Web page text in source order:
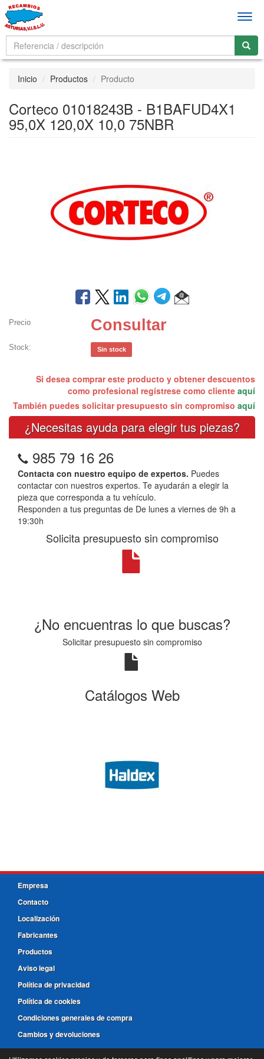
Inicio Productos Producto
Corteco 01018243B - B1BAFUD4X1
95,0X 120,0X 10,0 75NBR
Precio Consultar
Stock: Sin stock
Si desea comprar este producto y obtener descuentos
como profesional regístrese como cliente aquí
También puedes solicitar presupuesto sin compromiso aquí
¿Necesitas ayuda para elegir tus piezas?
985 79 16 26
Contacta con nuestro equipo de expertos. Puedes
contactar con nuestros expertos. Te ayudarán a elegir la
pieza que corresponda a tu vehículo.
Responden a tus preguntas de De lunes a viernes de 9h a
19:30h
Solicita presupuesto sin compromiso
¿No encuentras lo que buscas?
Solicitar presupuesto sin compromiso
Catálogos Web
Empresa
Contacto
Localización
Fabricantes
Productos
Aviso legal
Política de privacidad
Política de cookies
Condiciones generales de compra
Cambios y devoluciones